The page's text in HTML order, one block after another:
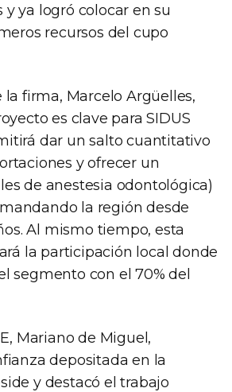
y ya logró colocar en su
recursos del cupo
la firma, Marcelo Argüelles,
es clave para SIDUS
dar un salto cuantitativo
y ofrecer un
de anestesia odontológica)
la región desde
Al mismo tiempo, esta
la participación local donde
segmento con el 70% del
Mariano de Miguel,
depositada en la
y destacó el trabajo